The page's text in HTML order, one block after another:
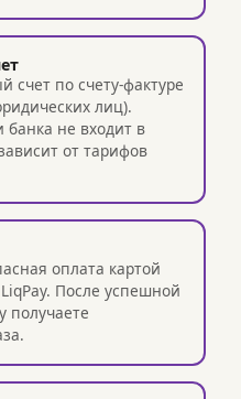
счет по счету-фактуре
лиц).
банка не входит в
от тарифов
оплата картой
После успешной
получаете